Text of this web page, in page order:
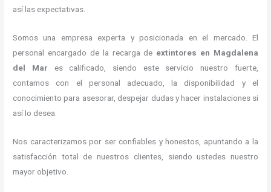
así las expectativas.
Somos una empresa experta y posicionada en el mercado. El
personal encargado de la recarga de extintores en Magdalena
del Mar es calificado, siendo este servicio nuestro fuerte,
contamos con el personal adecuado, la disponibilidad y el
conocimiento para asesorar, despejar dudas y hacer instalaciones si
así lo desea.
Nos caracterizamos por ser confiables y honestos, apuntando a la
satisfacción total de nuestros clientes, siendo ustedes nuestro
mayor objetivo.